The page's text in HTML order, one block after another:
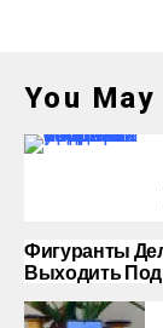
You
Фигуранты
Выходить Под